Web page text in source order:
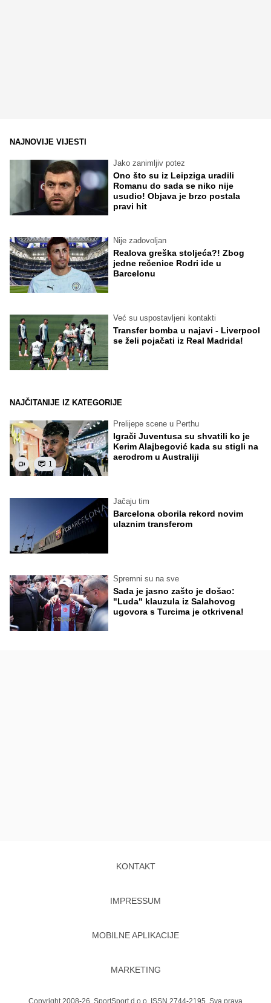
NAJNOVIJE VIJESTI
Jako zanimljiv potez
Ono što su iz Leipziga uradili
Romanu do sada se niko nije
usudio! Objava je brzo postala
pravi hit
Nije zadovoljan
Realova greška stoljeća?! Zbog
jedne rečenice Rodri ide u
Barcelonu
Već su uspostavljeni kontakti
Transfer bomba u najavi - Liverpool
se želi pojačati iz Real Madrida!
NAJČITANIJE IZ KATEGORIJE
1
Prelijepe scene u Perthu
Igrači Juventusa su shvatili ko je
Kerim Alajbegović kada su stigli na
aerodrom u Australiji
Jačaju tim
Barcelona oborila rekord novim
ulaznim transferom
Spremni su na sve
Sada je jasno zašto je došao:
"Luda" klauzula iz Salahovog
ugovora s Turcima je otkrivena!
KONTAKT
IMPRESSUM
MOBILNE APLIKACIJE
MARKETING
Copyright 2008-26. SportSport d.o.o. ISSN 2744-2195. Sva prava